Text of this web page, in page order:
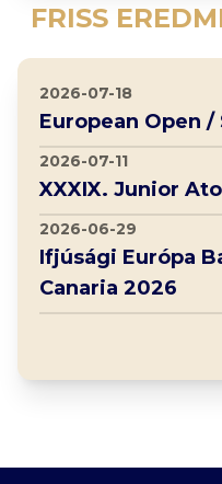
FRISS
2026-07-18
European Open /
2026-07-11
XXXIX. Junior
2026-06-29
Ifjúsági Európa
Canaria 2026